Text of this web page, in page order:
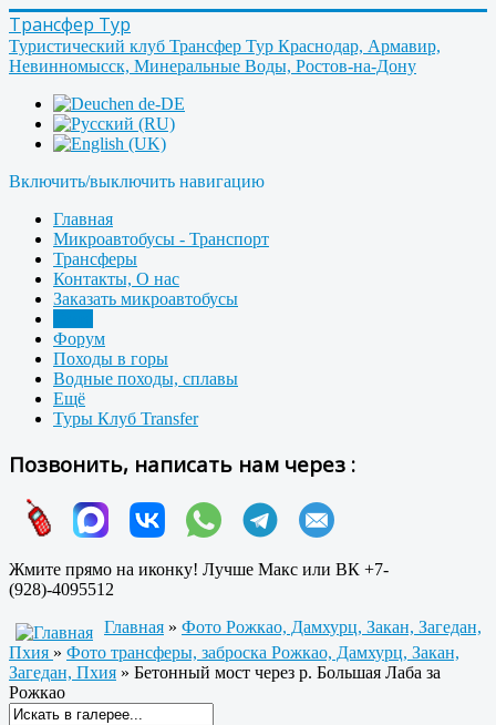
Трансфер Тур
Туристический клуб Трансфер Тур Краснодар, Армавир,
Невинномысск, Минеральные Воды, Ростов-на-Дону
Включить/выключить навигацию
Главная
Микроавтобусы - Транспорт
Трансферы
Контакты, О нас
Заказать микроавтобусы
Форум
Походы в горы
Водные походы, сплавы
Ещё
Туры Клуб Transfer
Позвонить, написать нам через :
Жмите прямо на иконку! Лучше Макс или ВК +7-
(928)-4095512
Главная » Фото Рожкао, Дамхурц, Закан, Загедан,
Пхия » Фото трансферы, заброска Рожкао, Дамхурц, Закан,
Загедан, Пхия » Бетонный мост через р. Большая Лаба за
Рожкао